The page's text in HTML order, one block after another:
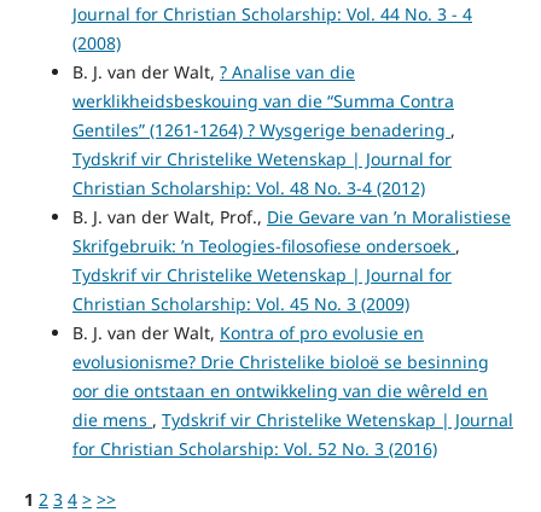
Journal for Christian Scholarship: Vol. 44 No. 3 - 4
(2008)
B. J. van der Walt, ? Analise van die
werklikheidsbeskouing van die “Summa Contra
Gentiles” (1261-1264) ? Wysgerige benadering ,
Tydskrif vir Christelike Wetenskap | Journal for
Christian Scholarship: Vol. 48 No. 3-4 (2012)
B. J. van der Walt, Prof., Die Gevare van ’n Moralistiese
Skrifgebruik: ’n Teologies-filosofiese ondersoek ,
Tydskrif vir Christelike Wetenskap | Journal for
Christian Scholarship: Vol. 45 No. 3 (2009)
B. J. van der Walt, Kontra of pro evolusie en
evolusionisme? Drie Christelike bioloë se besinning
oor die ontstaan en ontwikkeling van die wêreld en
die mens , Tydskrif vir Christelike Wetenskap | Journal
for Christian Scholarship: Vol. 52 No. 3 (2016)
1 2 3 4 > >>